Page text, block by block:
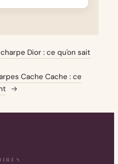
Dior : ce qu'on sait
Cache Cache : ce
→